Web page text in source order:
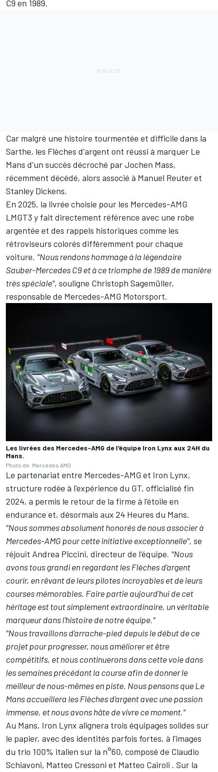
C9 en 1989.
Car malgré une histoire tourmentée et difficile dans la
Sarthe, les Flèches d'argent ont réussi à marquer Le
Mans d'un succès décroché parJochen Mass,
récemment décédé, alors associé à Manuel Reuteret
Stanley Dickens.
En 2025, la livrée choisie pour les Mercedes-AMG
LMGT3 y fait directement référence avec une robe
argentée et des rappels historiques comme les
rétroviseurs colorés différemment pour chaque
voiture. "Nous rendons hommage à la légendaire
Sauber-Mercedes C9 et à ce triomphe de 1989 de manière
très spéciale", souligne Christoph Sagemüller,
responsable de Mercedes-AMG Motorsport.
Les livrées des Mercedes-AMG de l'équipe Iron Lynx aux 24H du
Mans.
Photo de: Mercedes AMG
Le partenariat entre Mercedes-AMG et Iron Lynx,
structure rodée à l'expérience du GT, officialisé fin
2024, a permis le retour de la firme à l'étoile en
endurance et, désormais aux 24 Heures du Mans.
"Nous sommes absolument honorés de nous associer à
Mercedes-AMG pour cette initiative exceptionnelle", se
réjouit Andrea Piccini, directeur de l'équipe. "Nous
avons tous grandi en regardant les Flèches d'argent
courir, en rêvant de leurs pilotes incroyables et de leurs
courses mémorables. Faire partie aujourd'hui de cet
héritage est tout simplement extraordinaire, un véritable
marqueur dans l'histoire de notre équipe."
"Nous travaillons d'arrache-pied depuis le début de ce
projet pour progresser, nous améliorer et être
compétitifs, et nous continuerons dans cette voie dans
les semaines précédant la course afin de donner le
meilleur de nous-mêmes en piste. Nous pensons que Le
Mans accueillera les Flèches d'argent avec une passion
immense, et nous avons hâte de vivre ce moment."
Au Mans, Iron Lynx alignera trois équipages solides sur
le papier, avec des identités parfois fortes, à l'images
du trio 100% italien sur la n°60, composé de Claudio
Schiavoni, Matteo Cressoni et Matteo Cairoli . Sur la